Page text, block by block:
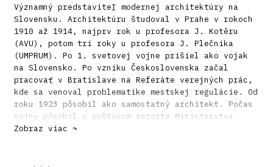
Významný predstaviteľ modernej architektúry na
Slovensku. Architektúru študoval v Prahe v rokoch
1910 až 1914, najprv rok u profesora J. Kotěru
(AVU), potom tri roky u profesora J. Plečnika
(UMPRUM). Po 1. svetovej vojne prišiel ako vojak
na Slovensko. Po vzniku Československa začal
pracovať v Bratislave na Referáte verejných prác,
kde sa venoval problematike mestskej regulácie. Od
roku 1923 pôsobil ako samostatný architekt. Počas
vojny pôsobil v poštovom rezorte Ministerstva
verejných prác a po jej skončení krátko opäť
Zobraz viac ↷